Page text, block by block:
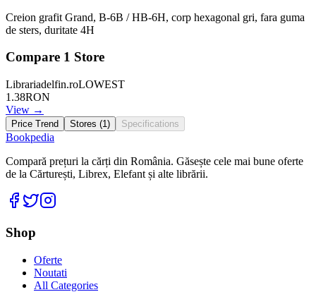
Creion grafit Grand, B-6B / HB-6H, corp hexagonal gri, fara guma
de sters, duritate 4H
Compare 1 Store
Librariadelfin.roLOWEST
1.38RON
View →
Price Trend Stores (1) Specifications
Bookpedia
Compară prețuri la cărți din România. Găsește cele mai bune oferte
de la Cărturești, Librex, Elefant și alte librării.
Facebook
Twitter
Shop
Oferte
Noutati
All Categories